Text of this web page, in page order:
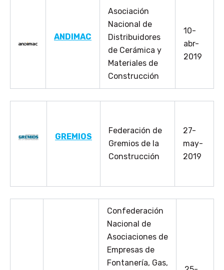
ANDIMAC
Asociación
Nacional de
Distribuidores
de Cerámica y
Materiales de
Construcción
10-
abr-
2019
GREMIOS
Federación de
Gremios de la
Construcción
27-
may-
2019
Confederación
Nacional de
Asociaciones de
Empresas de
Fontanería, Gas,